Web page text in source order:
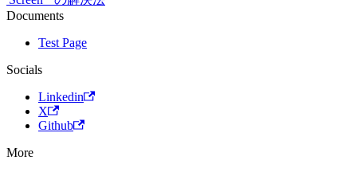
Documents
Test Page
Socials
Linkedin
X
Github
More